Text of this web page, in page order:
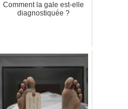
Comment la gale est-elle
diagnostiquée ?